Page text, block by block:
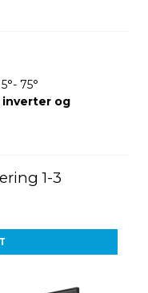
75°
inverter og
1-3